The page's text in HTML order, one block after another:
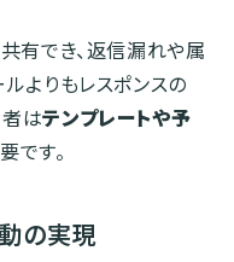
有でき、返信漏れや属
よりもレスポンスの
はテンプレートや予
です。
の実現